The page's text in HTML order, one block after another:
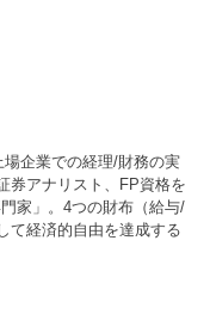
企業での経理/財務の実
券アナリスト、FP資格を
家」。4つの財布（給与/
て経済的自由を達成する